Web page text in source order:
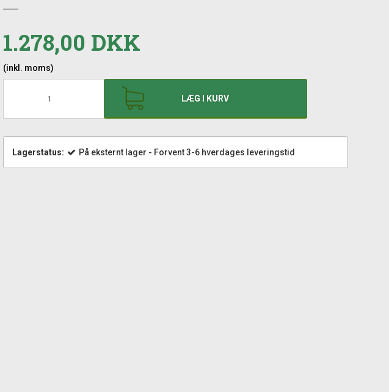
1.278,00 DKK
(inkl. moms)
LÆG I KURV
Lagerstatus: På eksternt lager - Forvent 3-6 hverdages leveringstid